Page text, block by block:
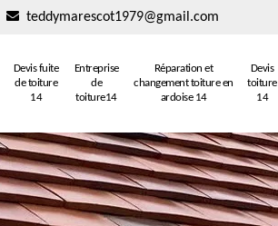
teddymarescot1979@gmail.com
Devis fuite
de toiture
14
Entreprise
de
toiture14
Réparation et
changement toiture en
ardoise 14
Devis
toiture
14